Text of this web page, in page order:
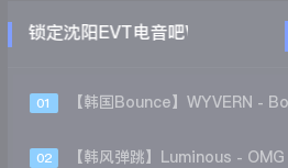
请锁定沈阳EVT电音吧
01
02